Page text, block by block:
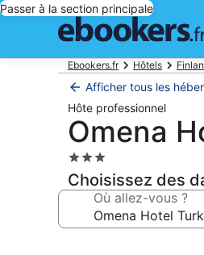
Passer à la section principale
Ebookers.fr Hôtels
Afficher tous les
Hôte professionnel
Omena
Hébergement
3.0 étoiles
Choisissez des
Où allez-vous ?